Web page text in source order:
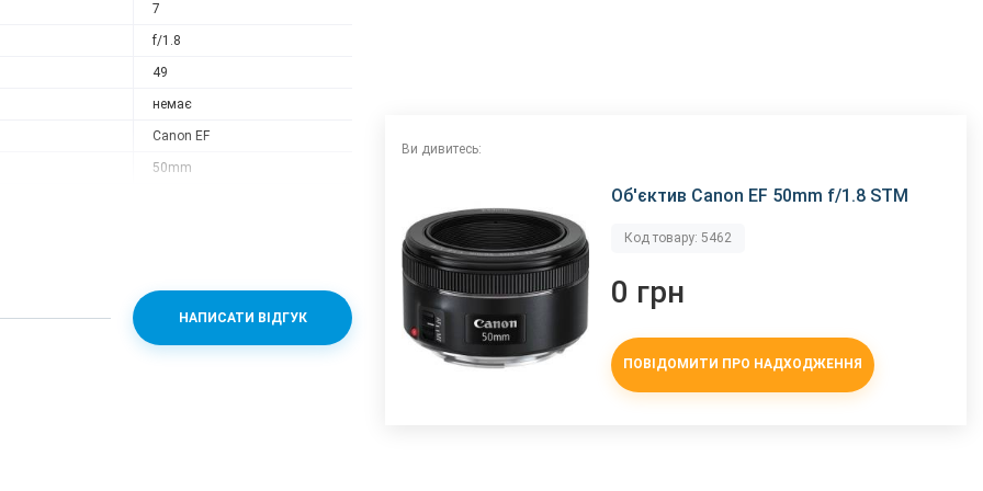
об'єктива була скорочена до 33 см з
7
f/1.8
49
немає
Canon EF
50mm
повідомлення.
НАПИСАТИ ВІДГУК
Ви дивитесь:
Об'єктив Canon EF 50mm f/1.8 STM
Код товару: 5462
0 грн
ПОВІДОМИТИ ПРО НАДХОДЖЕННЯ